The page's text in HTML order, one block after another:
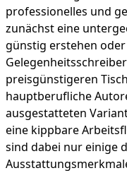
professionelles und
zunächst eine
günstig erstehen
preisgünstigeren
hauptberufliche
ausgestatteten
eine kippbare
sind dabei nur einige